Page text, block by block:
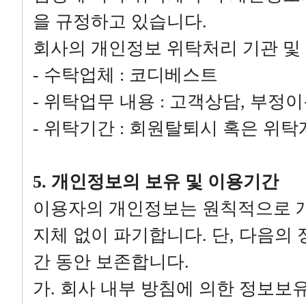
을 규정하고 있습니다.
회사의 개인정보 위탁처리 기관
- 수탁업체 : 코디베스트
- 위탁업무 내용 : 고객상담, 부정
- 위탁기간 : 회원탈퇴시 혹은 위탁
5. 개인정보의 보유 및 이용기간
이용자의 개인정보는 원칙적으로
지체 없이 파기합니다. 단, 다음의
간 동안 보존합니다.
가. 회사 내부 방침에 의한 정보보